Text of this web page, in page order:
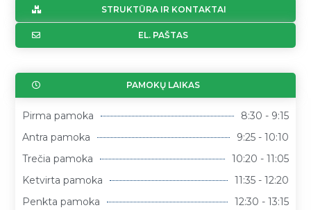
STRUKTŪRA IR KONTAKTAI
EL. PAŠTAS
PAMOKŲ LAIKAS
Pirma pamoka
8:30 - 9:15
Antra pamoka
9:25 - 10:10
Trečia pamoka
10:20 - 11:05
Ketvirta pamoka
11:35 - 12:20
Penkta pamoka
12:30 - 13:15